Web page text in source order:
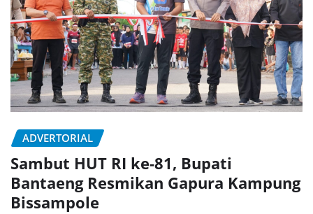
ADVERTORIAL
Sambut HUT RI ke-81, Bupati
Bantaeng Resmikan Gapura Kampung
Bissampole